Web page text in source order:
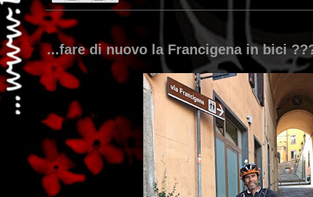
...fare di nuovo la Francigena in bici